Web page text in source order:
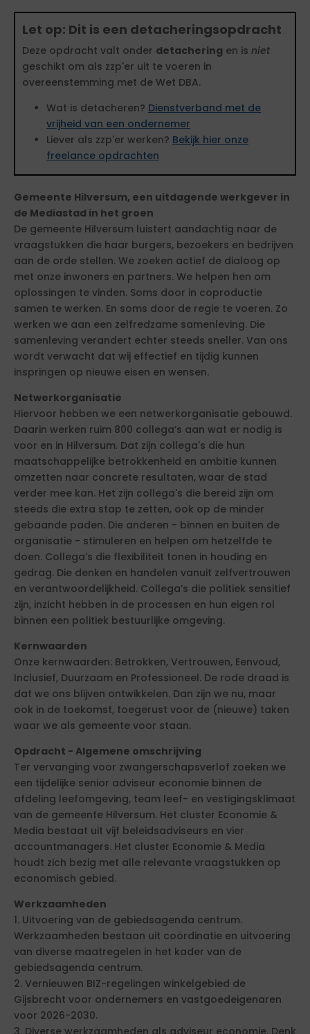
Let op: Dit is een detacheringsopdracht
Deze opdracht valt onder detachering en is niet
geschikt om als zzp'er uit te voeren in
overeenstemming met de Wet DBA.
Wat is detacheren? Dienstverband met de
vrijheid van een ondernemer
Liever als zzp'er werken? Bekijk hier onze
freelance opdrachten
Gemeente Hilversum, een uitdagende werkgever in
de Mediastad in het groen
De gemeente Hilversum luistert aandachtig naar de
vraagstukken die haar burgers, bezoekers en bedrijven
aan de orde stellen. We zoeken actief de dialoog op
met onze inwoners en partners. We helpen hen om
oplossingen te vinden. Soms door in coproductie
samen te werken. En soms door de regie te voeren. Zo
werken we aan een zelfredzame samenleving. Die
samenleving verandert echter steeds sneller. Van ons
wordt verwacht dat wij effectief en tijdig kunnen
inspringen op nieuwe eisen en wensen.
Netwerkorganisatie
Hiervoor hebben we een netwerkorganisatie gebouwd.
Daarin werken ruim 800 collega’s aan wat er nodig is
voor en in Hilversum. Dat zijn collega's die hun
maatschappelijke betrokkenheid en ambitie kunnen
omzetten naar concrete resultaten, waar de stad
verder mee kan. Het zijn collega's die bereid zijn om
steeds die extra stap te zetten, ook op de minder
gebaande paden. Die anderen - binnen en buiten de
organisatie - stimuleren en helpen om hetzelfde te
doen. Collega's die flexibiliteit tonen in houding en
gedrag. Die denken en handelen vanuit zelfvertrouwen
en verantwoordelijkheid. Collega’s die politiek sensitief
zijn, inzicht hebben in de processen en hun eigen rol
binnen een politiek bestuurlijke omgeving.
Kernwaarden
Onze kernwaarden: Betrokken, Vertrouwen, Eenvoud,
Inclusief, Duurzaam en Professioneel. De rode draad is
dat we ons blijven ontwikkelen. Dan zijn we nu, maar
ook in de toekomst, toegerust voor de (nieuwe) taken
waar we als gemeente voor staan.
Opdracht - Algemene omschrijving
Ter vervanging voor zwangerschapsverlof zoeken we
een tijdelijke senior adviseur economie binnen de
afdeling leefomgeving, team leef- en vestigingsklimaat
van de gemeente Hilversum. Het cluster Economie &
Media bestaat uit vijf beleidsadviseurs en vier
accountmanagers. Het cluster Economie & Media
houdt zich bezig met alle relevante vraagstukken op
economisch gebied.
Werkzaamheden
1. Uitvoering van de gebiedsagenda centrum.
Werkzaamheden bestaan uit coördinatie en uitvoering
van diverse maatregelen in het kader van de
gebiedsagenda centrum.
2. Vernieuwen BIZ-regelingen winkelgebied de
Gijsbrecht voor ondernemers en vastgoedeigenaren
voor 2026-2030.
3. Diverse werkzaamheden als adviseur economie. Denk